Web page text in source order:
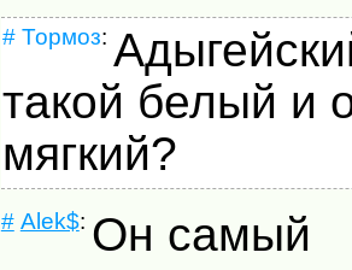
# Тормоз:
такой белый и
мягкий?
# Alek$: Он самый